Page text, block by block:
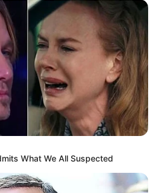
What We All Suspected